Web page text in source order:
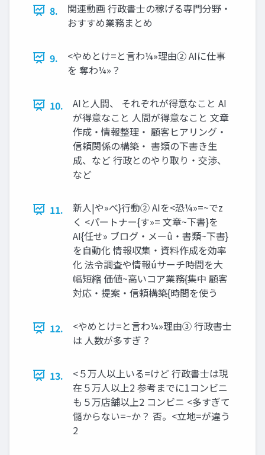
8.
関連動画 ⾏政書⼠の稼げる専⾨分野‧
おすすめ業務まとめ
9.
<やめとけ=と⾔わ¼»理由② AIに仕事
を 奪わ¼»？
10.
AIと人間、 それぞれが得意なこと AI
が得意なこと 人間が得意なこと 文章
作成・情報整理・ 顧客ヒアリング・
信頼関係の構築・ 書類の下書き生
成、など 行政とのやり取り・交渉、
など
11.
新⼈|や»べ}⾏動② AIを<恐¼»=~でz
く <パートナー{す»= ⽂章~下書}を
AI{任せ» ブログ‧メーû‧書類~下書}
を⾃動化 情報収集‧資料作成を効率
化 法令調査や情報úサーチ時間を⼤
幅短縮 価値~⾼いコア業務{集中 顧客
対応‧提案‧信頼構築{時間を使う
12.
<やめとけ=と⾔わ¼»理由③ ⾏政書⼠
は ⼈数が多すぎ？
13.
<５万⼈以上いる=けど ⾏政書⼠は現
在５万⼈以上2 参考までに1コンビニ
も５万店舗以上2 コンビニ <多すぎて
儲からない=~か？ 否。<⽴地=が違う
2